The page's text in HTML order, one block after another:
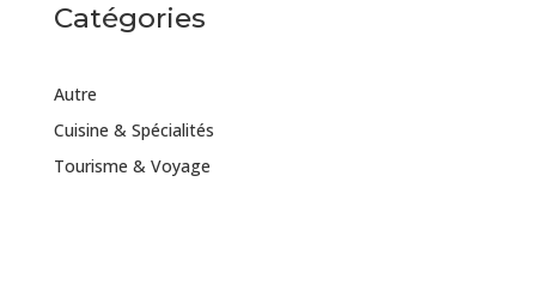
Catégories
Autre
Cuisine & Spécialités
Tourisme & Voyage